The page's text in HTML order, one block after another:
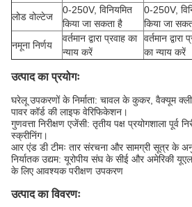
लोड वोल्टेज
0-250V, विनियमित
किया जा सकता है
0-250V,
किया जा
नमूना निर्णय
वर्तमान द्वारा प्रवाह का
न्याय करें
वर्तमान द्वारा
का न्याय करें
उत्पाद का प्रयोगः
घरेलू उपकरणों के निर्माता: चावल के कुकर, वैक्यूम
पावर कॉर्ड की लाइफ वेरिफिकेशन।
गुणवत्ता निरीक्षण एजेंसी: तृतीय पक्ष प्रयोगशाला पूर्व
स्क्रीनिंग।
आर एंड डी टीमः तार संरचना और सामग्री सूत्र के
निर्यातक उद्यम: यूरोपीय संघ के सीई और अमेरिकी
के लिए आवश्यक परीक्षण उपकरण
उत्पाद का विवरणः